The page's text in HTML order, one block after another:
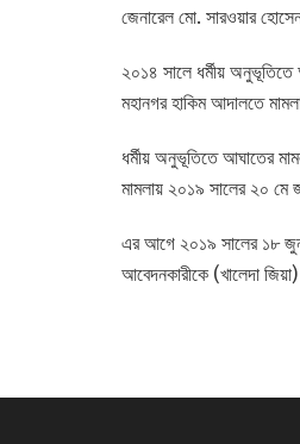
জেনারেল মো. সারওয়ার
২০১৪ সালে ধর্মীয় অনুভূতিতে
মহানগর হাকিম আদালতে
ধর্মীয় অনুভূতিতে আঘাতের
মামলায় ২০১৯ সালের ২০ মে
এর আগে ২০১৯ সালের ১৮ জুন
আবেদনকারীকে (খালেদা